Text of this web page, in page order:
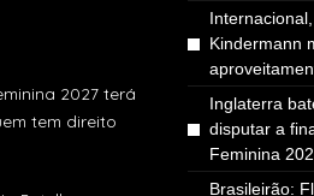
2027 terá
tem direito
Kindermann
Inglaterra
disputar a
Feminina
Brasileirão: